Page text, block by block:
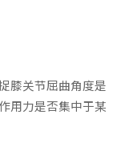
膝关节屈曲角度是
用力是否集中于某